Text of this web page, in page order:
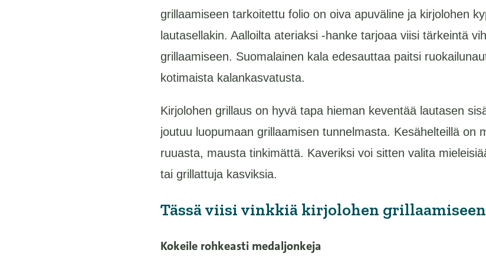
grillaamiseen tarkoitettu folio on oiva apuväline ja kirjolohen
lautasellakin. Aalloilta ateriaksi -hanke tarjoaa viisi tärkeintä
grillaamiseen. Suomalainen kala edesauttaa paitsi
kotimaista kalankasvatusta.
Kirjolohen grillaus on hyvä tapa hieman keventää lautasen
joutuu luopumaan grillaamisen tunnelmasta. Kesähelteillä on
ruuasta, mausta tinkimättä. Kaveriksi voi sitten valita
tai grillattuja kasviksia.
Tässä viisi vinkkiä kirjolohen
Kokeile rohkeasti medaljonkeja